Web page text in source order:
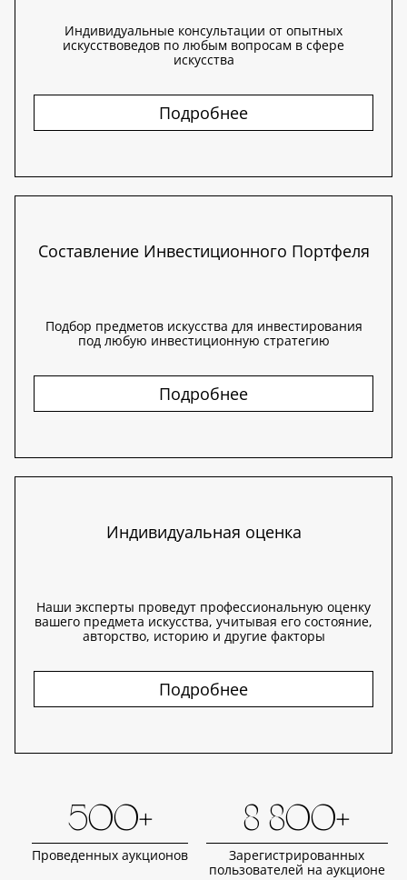
Индивидуальные консультации от опытных
искусствоведов по любым вопросам в сфере
искусства
Подробнее
Составление Инвестиционного Портфеля
Подбор предметов искусства для инвестирования
под любую инвестиционную стратегию
Подробнее
Индивидуальная оценка
Наши эксперты проведут профессиональную оценку
вашего предмета искусства, учитывая его состояние,
авторство, историю и другие факторы
Подробнее
500+
Проведенных аукционов
8 800+
Зарегистрированных
пользователей на аукционе